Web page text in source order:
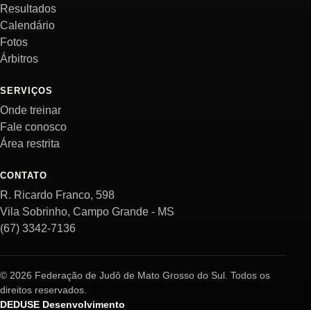
Resultados
Calendário
Fotos
Árbitros
SERVIÇOS
Onde treinar
Fale conosco
Área restrita
CONTATO
R. Ricardo Franco, 598
Vila Sobrinho, Campo Grande - MS
(67) 3342-7136
© 2026 Federação de Judô de Mato Grosso do Sul. Todos os
direitos reservados.
DEDUSE Desenvolvimento